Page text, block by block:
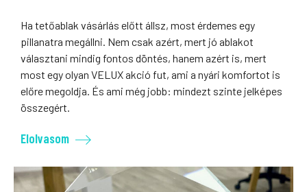
Ha tetőablak vásárlás előtt állsz, most érdemes egy
pillanatra megállni. Nem csak azért, mert jó ablakot
választani mindig fontos döntés, hanem azért is, mert
most egy olyan VELUX akció fut, ami a nyári komfortot is
előre megoldja. És ami még jobb: mindezt szinte jelképes
összegért.
Elolvasom